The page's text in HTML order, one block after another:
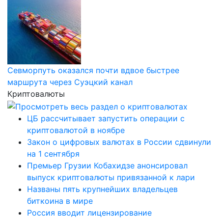
Севморпуть оказался почти вдвое быстрее
маршрута через Суэцкий канал
Криптовалюты
ЦБ рассчитывает запустить операции с
криптовалютой в ноябре
Закон о цифровых валютах в России сдвинули
на 1 сентября
Премьер Грузии Кобахидзе анонсировал
выпуск криптовалюты привязанной к лари
Названы пять крупнейших владельцев
биткоина в мире
Россия вводит лицензирование